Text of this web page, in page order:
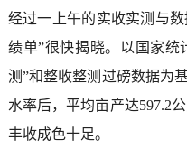
经过一上午的实收实测与
绩单”很快揭晓。以国家统
测”和整收整测过磅数据为
水率后，平均亩产达597.2
丰收成色十足。